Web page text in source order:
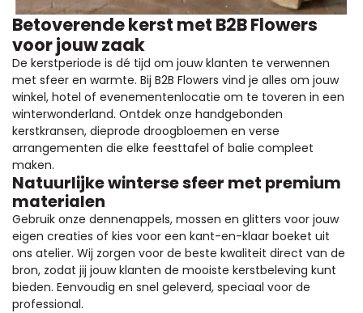
Betoverende kerst met B2B Flowers
voor jouw zaak
De kerstperiode is dé tijd om jouw klanten te verwennen
met sfeer en warmte. Bij B2B Flowers vind je alles om jouw
winkel, hotel of evenementenlocatie om te toveren in een
winterwonderland. Ontdek onze handgebonden
kerstkransen, dieprode droogbloemen en verse
arrangementen die elke feesttafel of balie compleet
maken.
Natuurlijke winterse sfeer met premium
materialen
Gebruik onze dennenappels, mossen en glitters voor jouw
eigen creaties of kies voor een kant-en-klaar boeket uit
ons atelier. Wij zorgen voor de beste kwaliteit direct van de
bron, zodat jij jouw klanten de mooiste kerstbeleving kunt
bieden. Eenvoudig en snel geleverd, speciaal voor de
professional.